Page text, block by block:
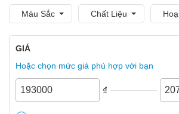
Màu Sắc Chất Liệu
GIÁ
Hoặc chọn mức giá phù hợp với bạn
₫